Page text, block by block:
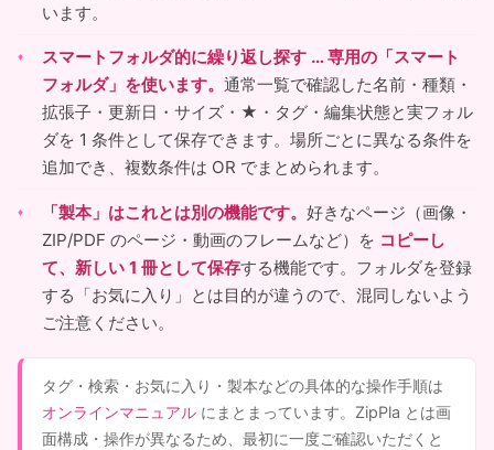
います。
スマートフォルダ的に繰り返し探す … 専用の「スマート
フォルダ」を使います。通常一覧で確認した名前・種類・
拡張子・更新日・サイズ・★・タグ・編集状態と実フォル
ダを 1 条件として保存できます。場所ごとに異なる条件を
追加でき、複数条件は OR でまとめられます。
「製本」はこれとは別の機能です。好きなページ（画像・
ZIP/PDF のページ・動画のフレームなど）を コピーし
て、新しい 1 冊として保存する機能です。フォルダを登録
する「お気に入り」とは目的が違うので、混同しないよう
ご注意ください。
タグ・検索・お気に入り・製本などの具体的な操作手順は
オンラインマニュアルにまとまっています。ZipPla とは画
面構成・操作が異なるため、最初に一度ご確認いただくと